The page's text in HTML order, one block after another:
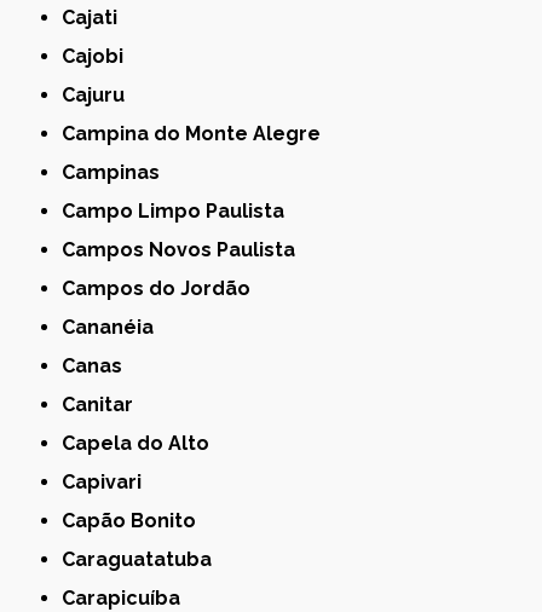
Cajati
Cajobi
Cajuru
Campina do Monte Alegre
Campinas
Campo Limpo Paulista
Campos Novos Paulista
Campos do Jordão
Cananéia
Canas
Canitar
Capela do Alto
Capivari
Capão Bonito
Caraguatatuba
Carapicuíba